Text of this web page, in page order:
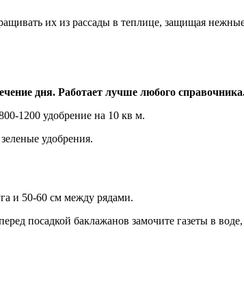
их из рассады в теплице, защищая
дня. Работает лучше любого
1200 удобрение на 10 кв м.
удобрения.
и 50-60 см между рядами.
посадкой баклажанов замочите газеты в